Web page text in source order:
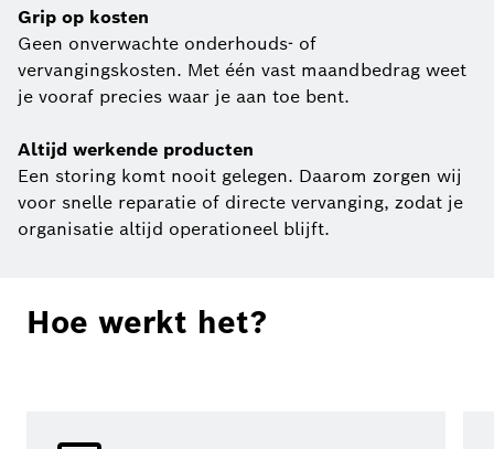
Grip op kosten
Geen onverwachte onderhouds- of
vervangingskosten. Met één vast maandbedrag weet
je vooraf precies waar je aan toe bent.
Altijd werkende producten
Een storing komt nooit gelegen. Daarom zorgen wij
voor snelle reparatie of directe vervanging, zodat je
organisatie altijd operationeel blijft.
Hoe werkt het?